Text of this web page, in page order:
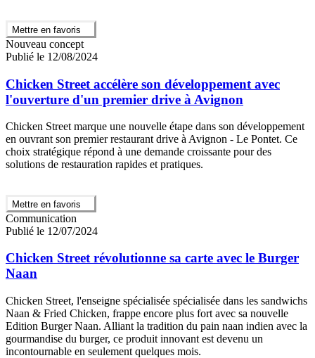
Mettre en favoris
Nouveau concept
Publié le 12/08/2024
Chicken Street accélère son développement avec
l'ouverture d'un premier drive à Avignon
Chicken Street marque une nouvelle étape dans son développement
en ouvrant son premier restaurant drive à Avignon - Le Pontet. Ce
choix stratégique répond à une demande croissante pour des
solutions de restauration rapides et pratiques.
Mettre en favoris
Communication
Publié le 12/07/2024
Chicken Street révolutionne sa carte avec le Burger
Naan
Chicken Street, l'enseigne spécialisée spécialisée dans les sandwichs
Naan & Fried Chicken, frappe encore plus fort avec sa nouvelle
Edition Burger Naan. Alliant la tradition du pain naan indien avec la
gourmandise du burger, ce produit innovant est devenu un
incontournable en seulement quelques mois.